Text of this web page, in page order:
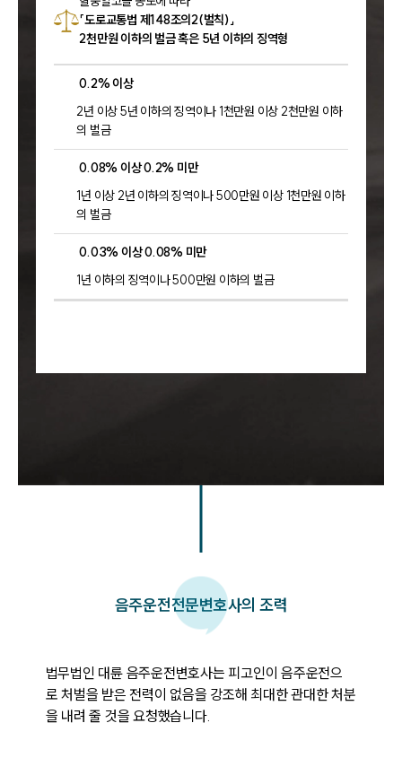
「도로교통법 제148조의2(벌칙)」
2천만원 이하의 벌금 혹은 5년 이하의 징역형
0.2% 이상
2년 이상 5년 이하의 징역이나 1천만원 이상 2천만원 이하
의 벌금
0.08% 이상 0.2% 미만
1년 이상 2년 이하의 징역이나 500만원 이상 1천만원 이하
의 벌금
0.03% 이상 0.08% 미만
1년 이하의 징역이나 500만원 이하의 벌금
음주운전전문변호사의 조력
법무법인 대륜 음주운전변호사는 피고인이 음주운전으
로 처벌을 받은 전력이 없음을 강조해 최대한 관대한 처분
을 내려 줄 것을 요청했습니다.